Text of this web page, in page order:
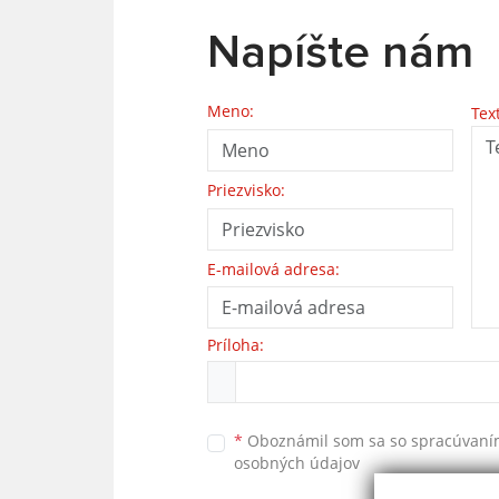
Napíšte nám
Meno:
Priezvisko:
E-mailová adresa:
Príloha:
* Oboznámil som sa so
osobných údajov